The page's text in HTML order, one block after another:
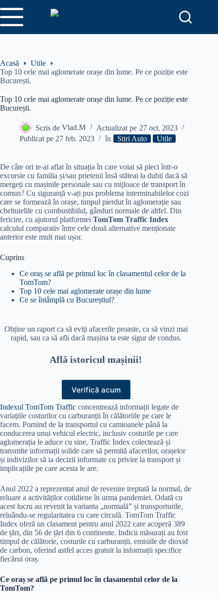
la
conținut
Acasă
Utile
Top 10 cele mai aglomerate orașe din lume. Pe ce poziție este
București.
Top 10 cele mai aglomerate orașe din lume. Pe ce poziție este
București.
Scris de Vlad.M Actualizat pe 27 oct. 2023
Publicat pe 27 feb. 2023 în Stiri Auto Utile
De câte ori te-ai aflat în situația în care voiai să pleci într-o
excursie cu familia și/sau prietenii însă stăteai la dubii dacă să
mergeți cu mașinile personale sau cu mijloace de transport în
comun? Cu siguranță v-ați pus problema interminabilelor cozi
care se formează în orașe, timpul pierdut în aglomerație sau
cheltuielile cu combustibilul, gânduri normale de altfel. Din
fericire, cu ajutorul platformei TomTom Traffic Index
calculul comparativ între cele două alternative menționate
anterior este mult mai ușor.
Cuprins
Ce oraș se află pe primul loc în clasamentul celor de la
TomTom?
Top 10 cele mai aglomerate orașe din lume
Ce se întâmplă cu Bucureștiul?
Obține un raport ca să eviți afacerile proaste, ca să vinzi mai
rapid, sau ca să afli dacă mașina ta este sigur de condus.
Află istoricul mașinii!
Verifică acum
Indexul TomTom Traffic concentrează informații legate de
variațiile costurilor cu carburanții în călătoriile pe care le
facem. Pornind de la transportul cu camioanele până la
conducerea unui vehicul electric, inclusiv costurile pe care
aglomerația le aduce cu sine, Traffic Index colectează și
transmite informații solide care să permită afacerilor, orașelor
și indivizilor să ia decizii informate cu privire la transport și
implicațiile pe care acesta le are.
Anul 2022 a reprezentat anul de revenire treptată la normal, de
reluare a activităților cotidiene în urma pandemiei. Odată cu
acest lucru au revenit la varianta „normală” și transporturile,
reluându-se regularitatea cu care circulă. TomTom Traffic
Index oferă un clasament pentru anul 2022 care acoperă 389
de țări, din 56 de țări din 6 continente. Indicii măsurați au fost
timpul de călătorie, costurile cu carburanții, emisiile de dioxid
de carbon, oferind astfel acces gratuit la informații specifice
fiecărui oraș.
Ce oraș se află pe primul loc în clasamentul celor de la
TomTom?